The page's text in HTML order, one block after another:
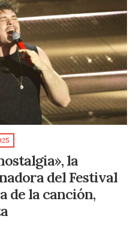
la
del Festival
de la canción,